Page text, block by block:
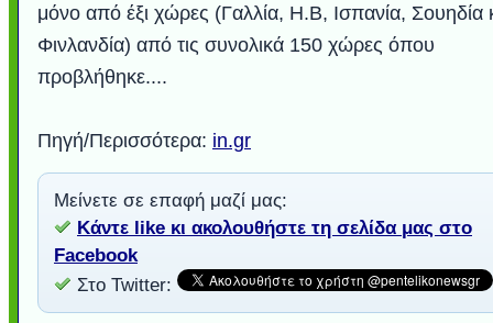
μόνο από έξι χώρες (Γαλλία, Η.Β, Ισπανία, Σουηδία
Φινλανδία) από τις συνολικά 150 χώρες όπου
προβλήθηκε....
Πηγή/Περισσότερα: in.gr
Μείνετε σε επαφή μαζί μας:
Κάντε like κι ακολουθήστε τη σελίδα μας στο
Facebook
Στο Twitter: